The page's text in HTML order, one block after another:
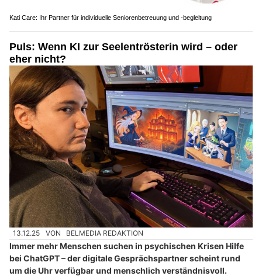
Kati Care: Ihr Partner für individuelle Seniorenbetreuung und -begleitung
Puls: Wenn KI zur Seelentrösterin wird – oder
eher nicht?
13.12.25 VON BELMEDIA REDAKTION
Immer mehr Menschen suchen in psychischen Krisen Hilfe
bei ChatGPT – der digitale Gesprächspartner scheint rund
um die Uhr verfügbar und menschlich verständnisvoll.